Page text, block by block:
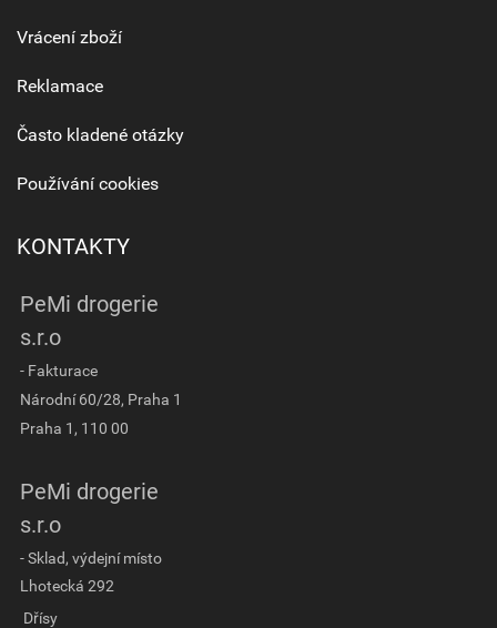
Vrácení zboží
Reklamace
Často kladené otázky
Používání cookies
KONTAKTY
PeMi drogerie
s.r.o
- Fakturace
Národní 60/28, Praha 1
Praha 1, 110 00
PeMi drogerie
s.r.o
- Sklad, výdejní místo
Lhotecká 292
Dřísy